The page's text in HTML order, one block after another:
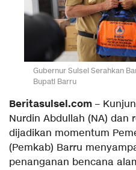
Gubernur Sulsel Serahkan
Bupati Barru
Beritasulsel.com –
Nurdin Abdullah (NA) dan
dijadikan momentum
(Pemkab) Barru
penanganan bencana